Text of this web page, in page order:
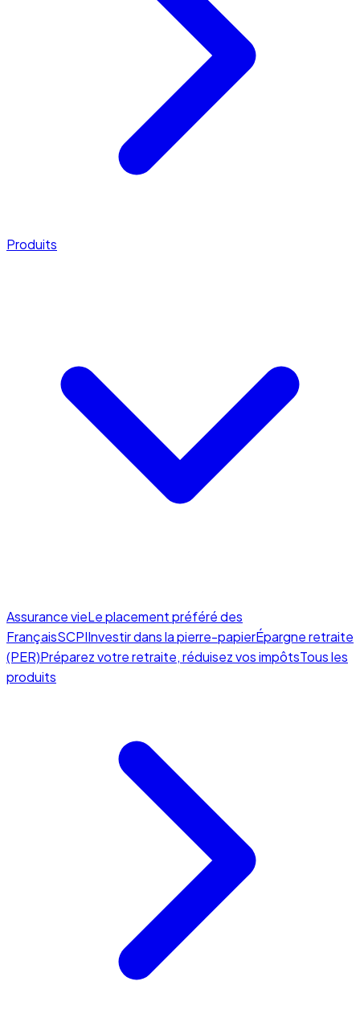
Produits
Assurance vieLe placement préféré des
FrançaisSCPIInvestir dans la pierre-papierÉpargne retraite
(PER)Préparez votre retraite, réduisez vos impôtsTous les
produits